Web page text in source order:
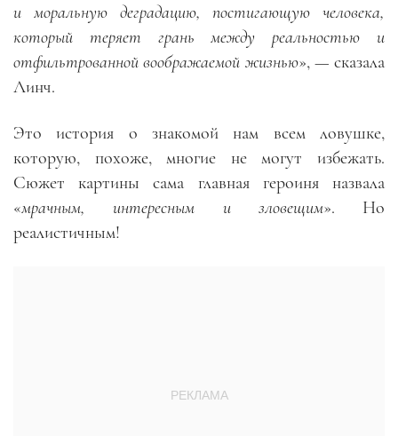
и моральную деградацию, постигающую человека,
который теряет грань между реальностью и
отфильтрованной воображаемой жизнью», — сказала
Линч.
Это история о знакомой нам всем ловушке,
которую, похоже, многие не могут избежать.
Сюжет картины сама главная героиня назвала
«мрачным, интересным и зловещим». Но
реалистичным!